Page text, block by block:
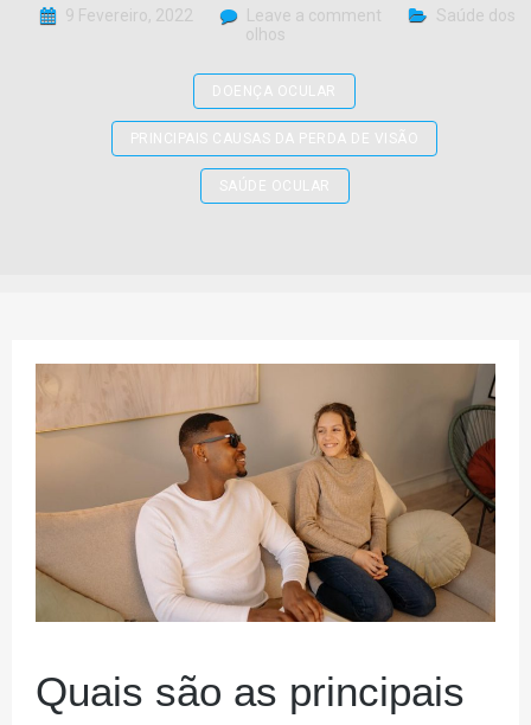
9 Fevereiro, 2022 Leave a comment
Saúde dos
olhos
DOENÇA OCULAR
PRINCIPAIS CAUSAS DA PERDA DE VISÃO
SAÚDE OCULAR
Quais são as principais